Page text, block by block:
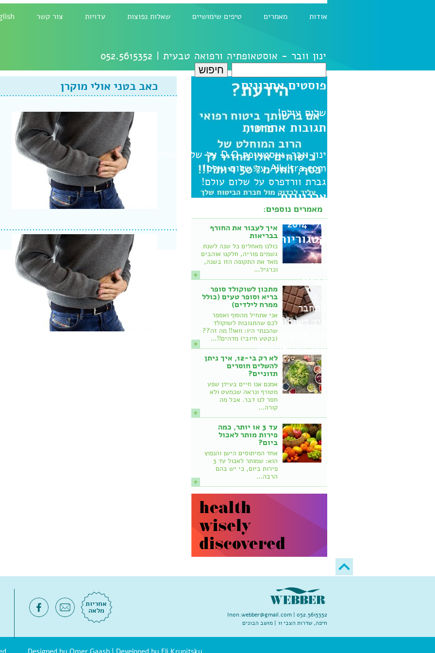
אודות מאמרים טיפים שימושיים שאלות נפוצות עדויות צור קשר
ינון וובר - אוסטאופתיה ורפואה טבעית | 052.5615352
חיפוש:
פוסטים אחרונים
שלום עולם!
תגובות אחרונות
ינון וובר, אוסטאופת D.O עלשלום עולם!
Allultra.comעלשלום עולם!
גברת וורדפרס על שלום עולם!
ארכיונים
יולי 2014
קטגוריות
כללי
כלים
התחבר
פיד רשומות
WordPress.org
כאב בטני אולי מוקרן
מאמרים נוספים:
איך לעבור את החורף
בבריאות
כולנו מאחלים כל שנה לשנת
גשמים פוריה, חלקנו אוהבים
מאד את התקופה הזו בשנה,
וכרגיל…
מתכון לשוקולד סופר
בריא וסופר טעים (כולל
ממרח לילדים)
אני אתחיל מהסוף ואספר
לכם שהתגובות לשוקולד
שהכנתי היו: וואו!! מה זה??
(בקטע חיובי) מדהים!!…
לא רק בי-12, איך ניתן
להשלים חוסרים
תזוניים?
אמנם אנו חיים בעידן שפע
מטורף ונראה שכמעט ולא
חסר לנו דבר. אבל מה
קורה…
עד 3 או יותר, כמה
פירות מותר לאכול
ביום?
אחד המיתוסים הישן והנפוץ
הוא: שמותר לאכול עד 3
פירות ביום, כי יש בהם
הרבה…
052.5615352 |
Inon.webber@gmail.com
חיפה, שדרות הצבי 11 | מושב הבונים
אחריות
מלאה